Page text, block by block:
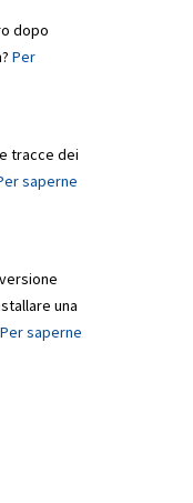
dopo
Per
tracce dei
saperne
una
Per saperne